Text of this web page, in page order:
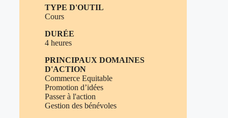
TYPE D'OUTIL
Cours
DURÉE
4 heures
PRINCIPAUX DOMAINES
D'ACTION
Commerce Equitable
Promotion d’idées
Passer à l'action
Gestion des bénévoles